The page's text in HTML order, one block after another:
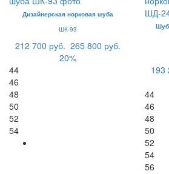
Дизайнерская норковая шуба
ШК-93
212 700 руб. 265 800 руб.
20%
44
46
48
50
52
54
193
44
46
48
50
52
54
56